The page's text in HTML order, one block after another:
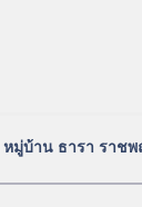
มู่บ้าน ธารา ราชพ